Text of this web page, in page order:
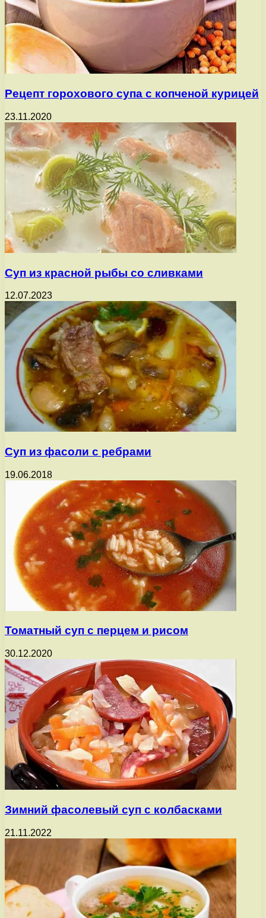
Рецепт горохового супа с копченой курицей
23.11.2020
Суп из красной рыбы со сливками
12.07.2023
Суп из фасоли с ребрами
19.06.2018
Томатный суп с перцем и рисом
30.12.2020
Зимний фасолевый суп с колбасками
21.11.2022